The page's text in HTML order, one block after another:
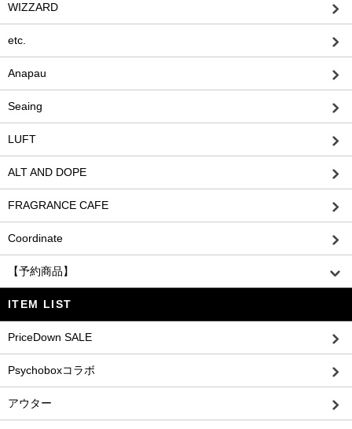
WIZZARD
etc.
Anapau
Seaing
LUFT
ALT AND DOPE
FRAGRANCE CAFE
Coordinate
【予約商品】
ITEM LIST
PriceDown SALE
Psychoboxコラボ
アウター